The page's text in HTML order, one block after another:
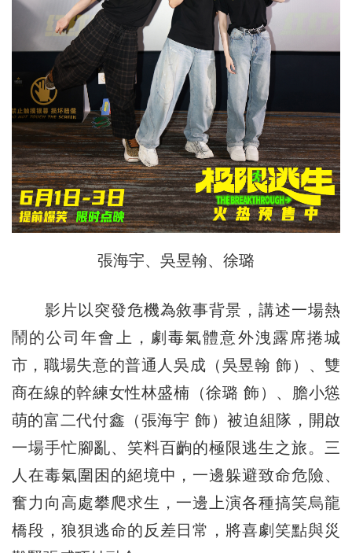
張海宇、吳昱翰、徐璐
影片以突發危機為敘事背景，講述一場熱
鬧的公司年會上，劇毒氣體意外洩露席捲城
市，職場失意的普通人吳成（吳昱翰 飾）、雙
商在線的幹練女性林盛楠（徐璐 飾）、膽小慫
萌的富二代付鑫（張海宇 飾）被迫組隊，開啟
一場手忙腳亂、笑料百齣的極限逃生之旅。三
人在毒氣圍困的絕境中，一邊躲避致命危險、
奮力向高處攀爬求生，一邊上演各種搞笑烏龍
橋段，狼狽逃命的反差日常，將喜劇笑點與災